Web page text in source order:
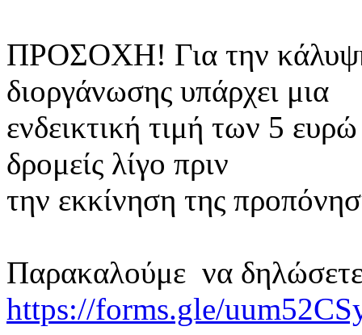
ΠΡΟΣΟΧΗ! Για την
διοργάνωσης υπάρχει μια
ενδεικτική τιμή των 5
δρομείς λίγο πριν
την εκκίνηση της
Παρακαλούμε να
https://forms.gle/